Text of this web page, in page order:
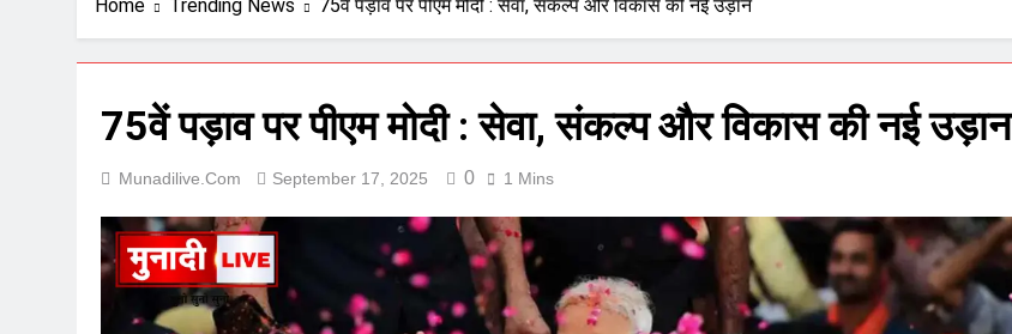
Home Trending News 75वें पड़ाव पर पीएम मोदी : सेवा, संकल्प और विकास की नई उड़ान
75वें पड़ाव पर पीएम मोदी : सेवा, संकल्प और विकास की नई उड़ान
Munadilive.com September 17, 2025 0 1 Mins